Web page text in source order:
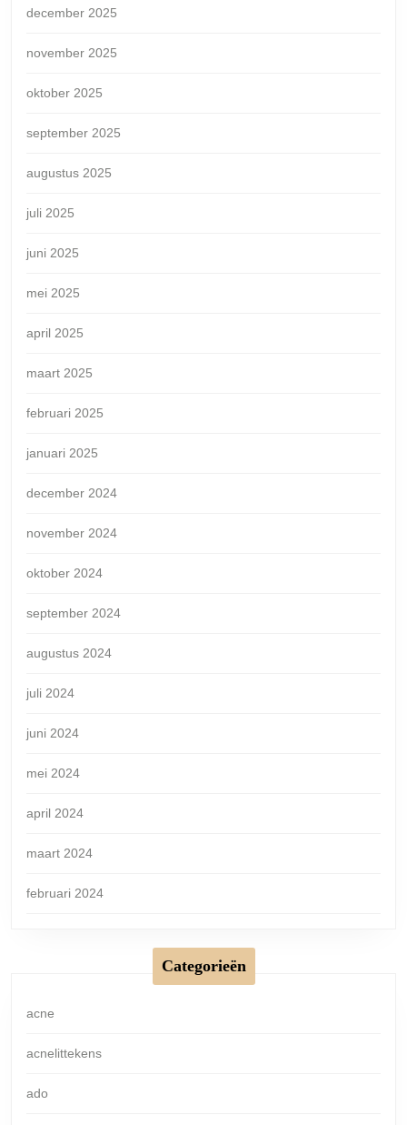
december 2025
november 2025
oktober 2025
september 2025
augustus 2025
juli 2025
juni 2025
mei 2025
april 2025
maart 2025
februari 2025
januari 2025
december 2024
november 2024
oktober 2024
september 2024
augustus 2024
juli 2024
juni 2024
mei 2024
april 2024
maart 2024
februari 2024
Categorieën
acne
acnelittekens
ado